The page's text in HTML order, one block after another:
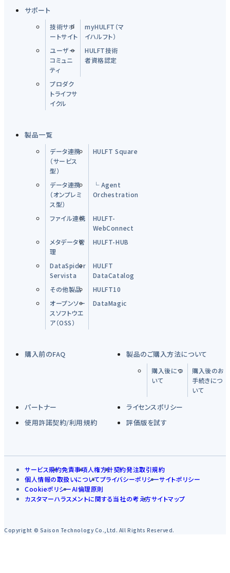
サポート
技術サポ
ートサイト
myHULFT（マ
イハルフト）
ユーザー
コミュニ
ティ
HULFT技術
者資格認定
プロダク
トライフサ
イクル
製品一覧
データ連携
（サービス
型）
HULFT Square
データ連携
（オンプレミ
ス型）
└ Agent
Orchestration
ファイル連携
HULFT-
WebConnect
メタデータ管
理
HULFT-HUB
DataSpider
Servista
HULFT
DataCatalog
その他製品
HULFT10
オープンソー
スソフトウエ
ア（OSS）
DataMagic
購入前のFAQ 製品のご購入方法について
購入後につ
いて
購入後のお
手続きにつ
いて
パートナー
ライセンスポリシー
使用許諾契約/利用規約
評価版を試す
サービス規約免責事項人権方針契約発注取引規約
個人情報の取扱いについてプライバシーポリシーサイトポリシー
CookieポリシーAI倫理原則
カスタマーハラスメントに関する当社の考え方サイトマップ
Copyright © Saison Technology Co.,Ltd. All Rights Reserved.